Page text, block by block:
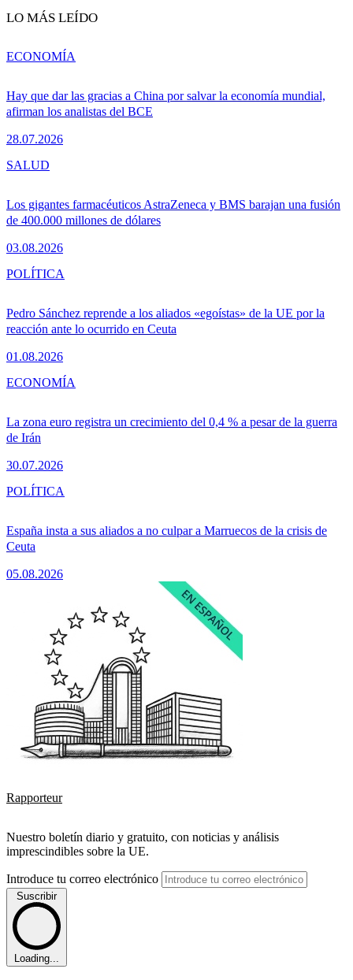
LO MÁS LEÍDO
Hay que dar las gracias a China por salvar la economía mundial,
afirman los analistas del BCE
28.07.2026
ECONOMÍA
Los gigantes farmacéuticos AstraZeneca y BMS barajan una fusión
de 400.000 millones de dólares
03.08.2026
SALUD
Pedro Sánchez reprende a los aliados «egoístas» de la UE por la
reacción ante lo ocurrido en Ceuta
01.08.2026
POLÍTICA
La zona euro registra un crecimiento del 0,4 % a pesar de la guerra
de Irán
30.07.2026
ECONOMÍA
España insta a sus aliados a no culpar a Marruecos de la crisis de
Ceuta
05.08.2026
POLÍTICA
Rapporteur
Nuestro boletín diario y gratuito, con noticias y análisis
imprescindibles sobre la UE.
Introduce tu correo electrónico
Suscribir
Loading...